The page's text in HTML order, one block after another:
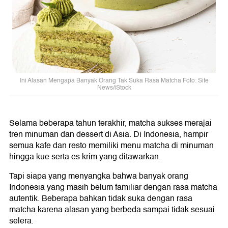
Ini Alasan Mengapa Banyak Orang Tak Suka Rasa Matcha Foto: Site
News/iStock
Selama beberapa tahun terakhir, matcha sukses merajai
tren minuman dan dessert di Asia. Di Indonesia, hampir
semua kafe dan resto memiliki menu matcha di minuman
hingga kue serta es krim yang ditawarkan.
Tapi siapa yang menyangka bahwa banyak orang
Indonesia yang masih belum familiar dengan rasa matcha
autentik. Beberapa bahkan tidak suka dengan rasa
matcha karena alasan yang berbeda sampai tidak sesuai
selera.